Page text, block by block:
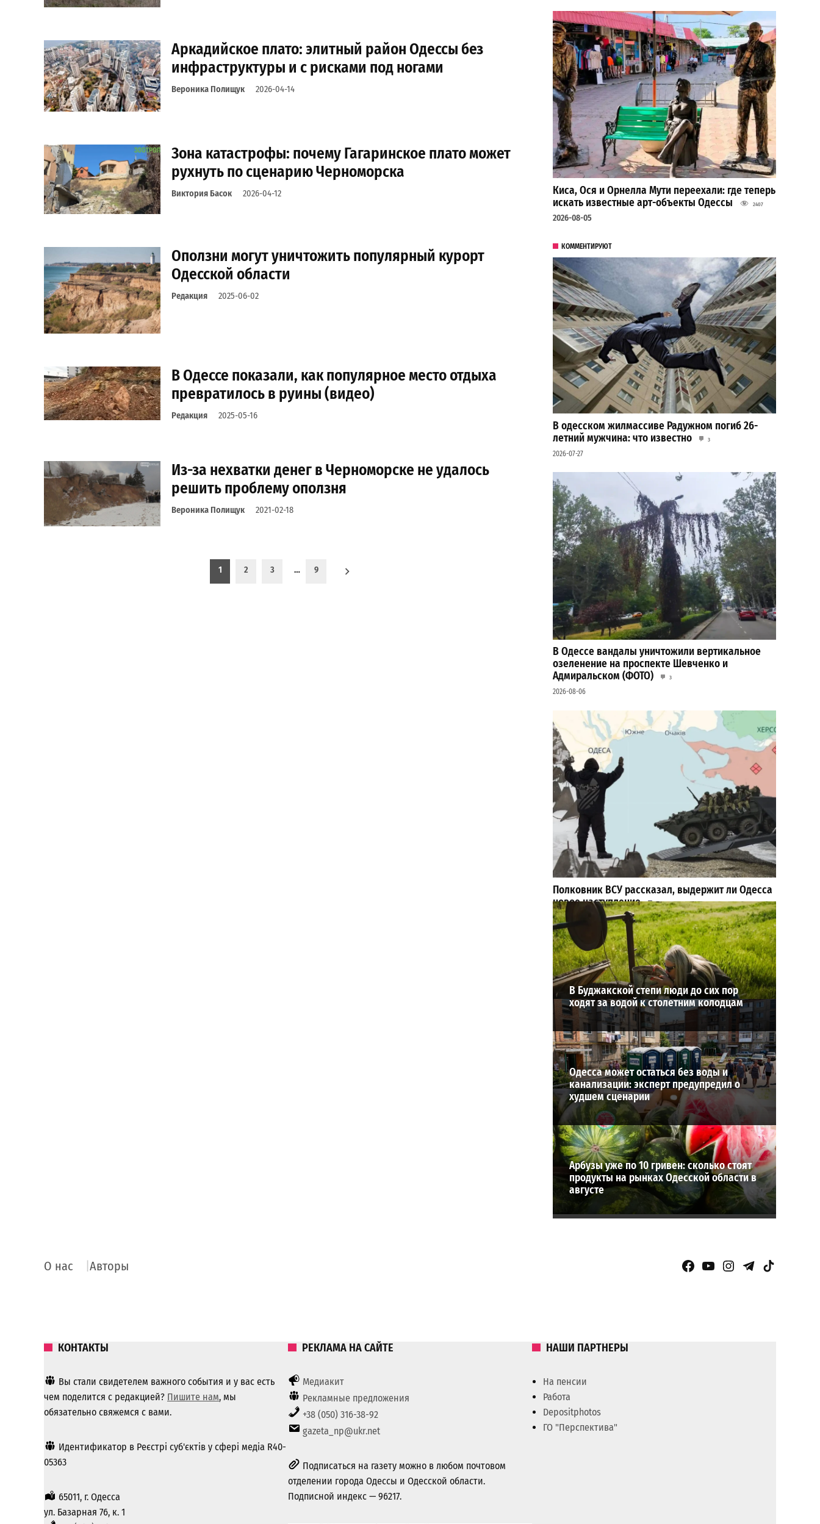
Аркадийское плато: элитный район Одессы без
инфраструктуры и с рисками под ногами
Вероника Полищук 2026-04-14
Зона катастрофы: почему Гагаринское плато может
рухнуть по сценарию Черноморска
Виктория Басок 2026-04-12
Оползни могут уничтожить популярный курорт
Одесской области
Редакция 2025-06-02
В Одессе показали, как популярное место отдыха
превратилось в руины (видео)
Редакция 2025-05-16
Из-за нехватки денег в Черноморске не удалось
решить проблему оползня
Вероника Полищук 2021-02-18
1 2 3 … 9
Киса, Ося и Орнелла Мути переехали: где теперь
искать известные арт-объекты Одессы
2407
2026-08-05
КОММЕНТИРУЮТ
В одесском жилмассиве Радужном погиб 26-
летний мужчина: что известно
3
2026-07-27
В Одессе вандалы уничтожили вертикальное
озеленение на проспекте Шевченко и
Адмиральском (ФОТО)
3
2026-08-06
Полковник ВСУ рассказал, выдержит ли Одесса
новое наступление
2
2026-07-27
ВИБОР РЕДАКЦИИ
В Буджакской степи люди до сих пор
ходят за водой к столетним колодцам
Одесса может остаться без воды и
канализации: эксперт предупредил о
худшем сценарии
Арбузы уже по 10 гривен: сколько стоят
продукты на рынках Одесской области в
августе
О нас Авторы Facebook Page
YouTubeInstagram
Telegram
TikTok
КОНТАКТЫ
Вы стали свидетелем важного события и у вас есть
чем поделится с редакцией? Пишите нам, мы
обязательно свяжемся с вами.
Идентификатор в Реєстрі суб'єктів у сфері медіа R40-
05363
65011, г. Одесса
ул. Базарная 76, к. 1
РЕКЛАМА НА САЙТЕ
Медиакит
Рекламные предложения
+38 (050) 316-38-92
gazeta_np@ukr.net
Подписаться на газету можно в любом почтовом
отделении города Одессы и Одесской области.
Подписной индекс — 96217.
НАШИ ПАРТНЕРЫ
На пенсии
Работа
Depositphotos
ГО "Перспектива"